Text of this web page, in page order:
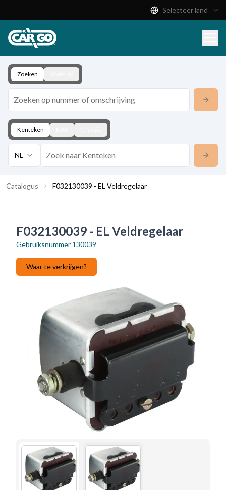
Download
Contact
Selecteer land
Zoeken
Kenteken
NL
Catalogus F032130039 - EL Veldregelaar
F032130039 - EL Veldregelaar
Gebruiksnummer 130039
Waar te verkrijgen?